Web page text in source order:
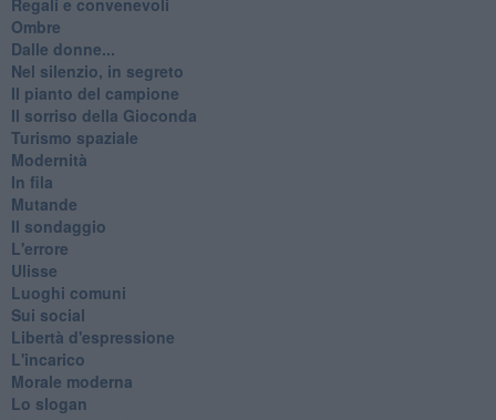
Ombre
Dalle donne...
Nel silenzio, in segreto
Il pianto del campione
Il sorriso della Gioconda
Turismo spaziale
Modernità
In fila
Mutande
Il sondaggio
L'errore
Ulisse
Luoghi comuni
Sui social
Libertà d'espressione
L'incarico
Morale moderna
Lo slogan